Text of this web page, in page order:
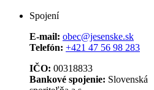
Spojení
E-mail: obec@jesenske.sk
Telefón: +421 47 56 98 283
IČO: 00318833
Bankové spojenie: Slovenská